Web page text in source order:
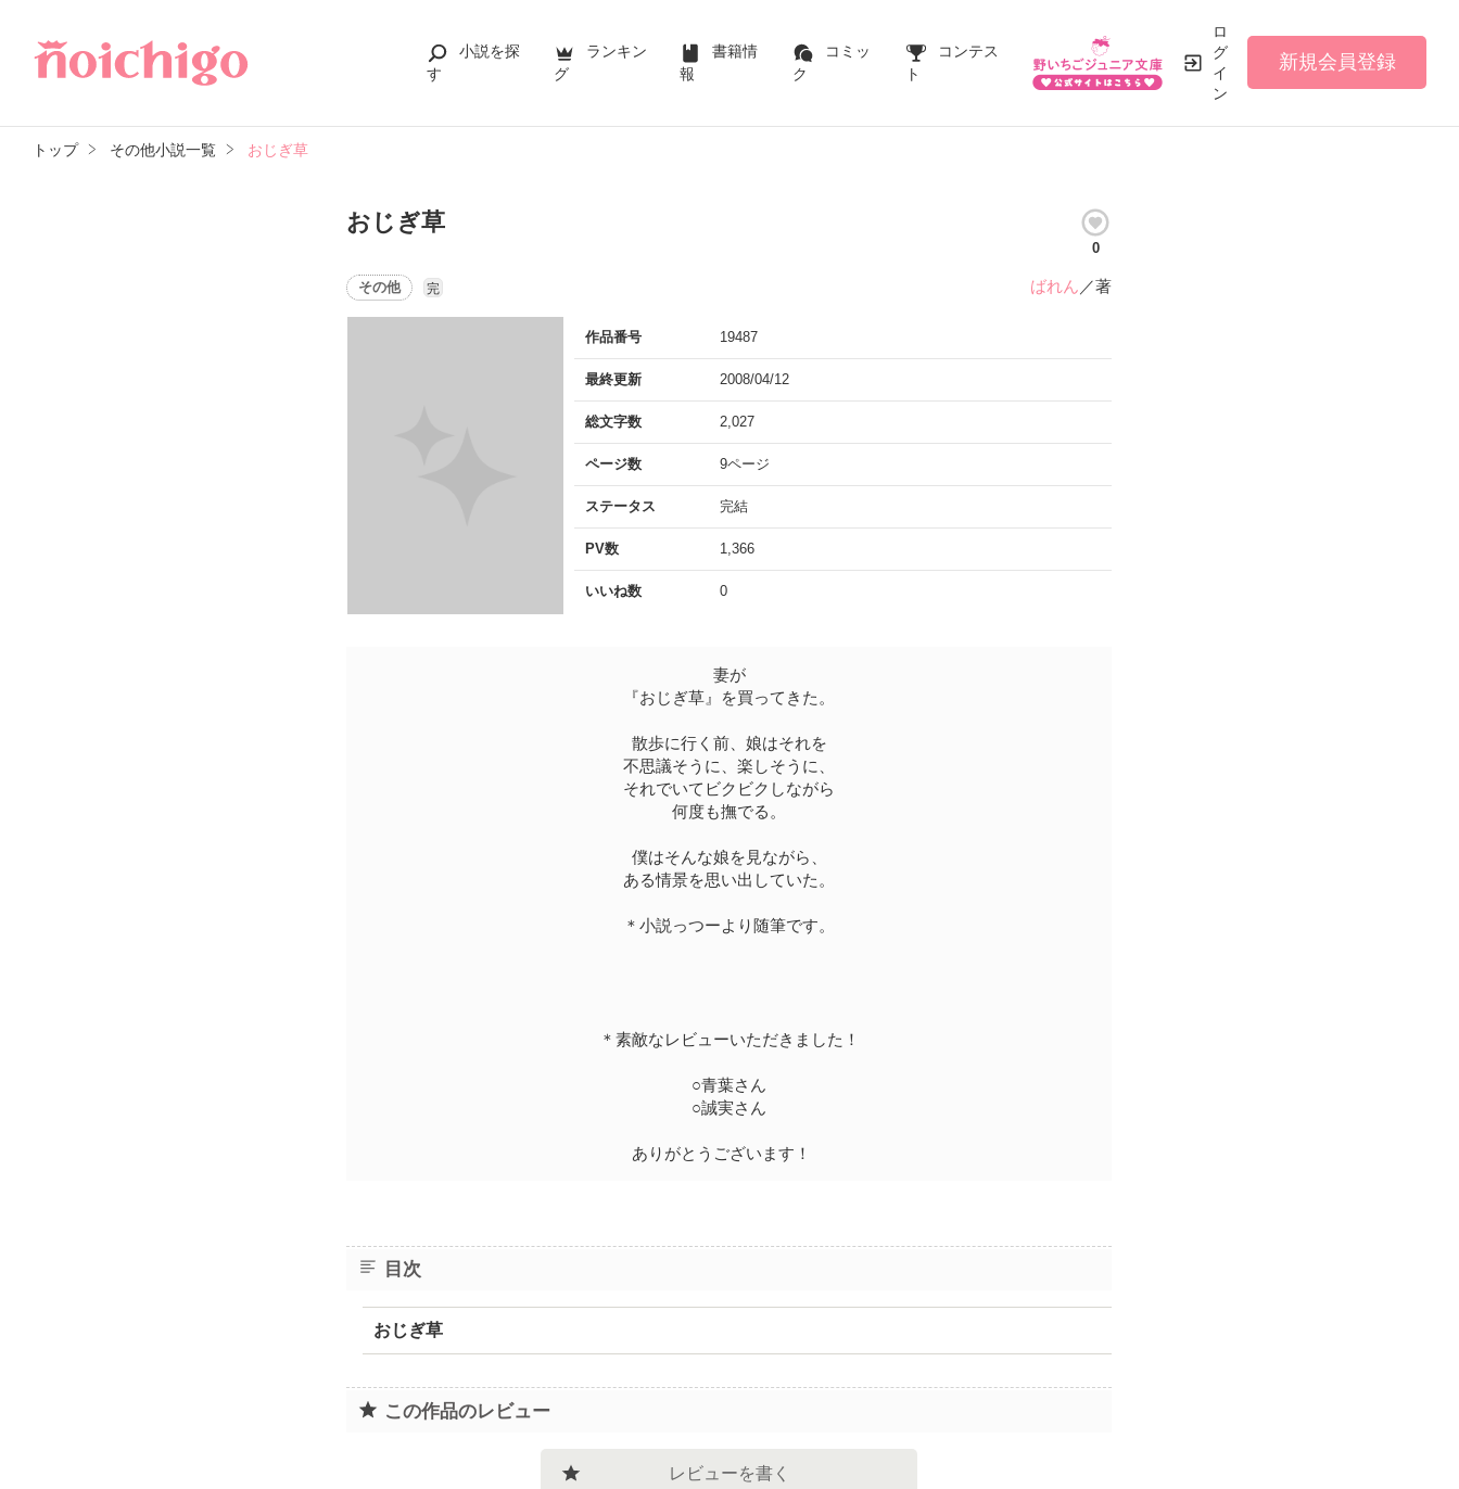
小説を探
す
ランキン
グ
書籍情
報
コミッ
ク
コンテス
ト
ロ
グ
イ
ン
新規会員登録
トップ その他小説一覧 おじぎ草
おじぎ草
0
その他 完 ばれん ／著
作品番号 19487
最終更新 2008/04/12
総文字数 2,027
ページ数 9ページ
ステータス 完結
PV数 1,366
いいね数 0
妻が
『おじぎ草』を買ってきた。
散歩に行く前、娘はそれを
不思議そうに、楽しそうに、
それでいてビクビクしながら
何度も撫でる。
僕はそんな娘を見ながら、
ある情景を思い出していた。
＊小説っつーより随筆です。
＊素敵なレビューいただきました！
○青葉さん
○誠実さん
ありがとうございます！
目次
おじぎ草
この作品のレビュー
レビューを書く